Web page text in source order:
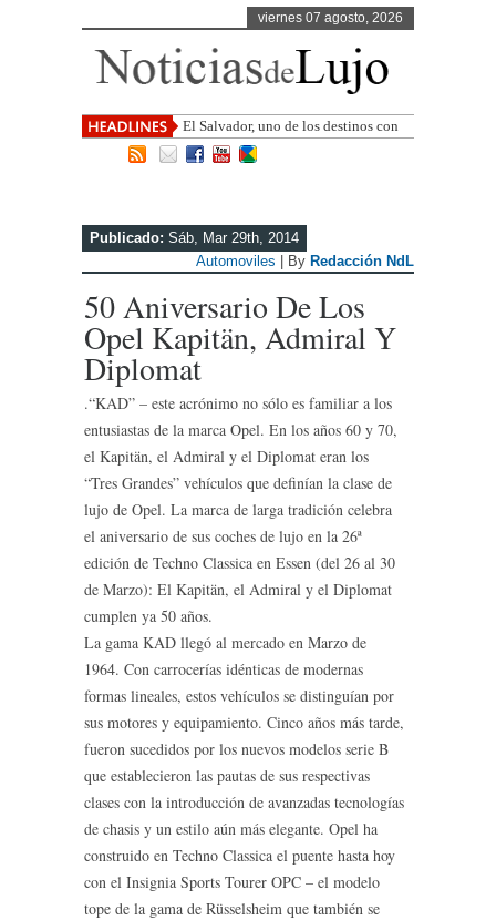
viernes 07 agosto, 2026
El Salvador, uno de los destinos con
mayor proyección de Centroamérica
Publicado: Sáb, Mar 29th, 2014
Automoviles | By Redacción NdL
50 Aniversario De Los
Opel Kapitän, Admiral Y
Diplomat
.“KAD” – este acrónimo no sólo es familiar a los
entusiastas de la marca Opel. En los años 60 y 70,
el Kapitän, el Admiral y el Diplomat eran los
“Tres Grandes” vehículos que definían la clase de
lujo de Opel. La marca de larga tradición celebra
el aniversario de sus coches de lujo en la 26ª
edición de Techno Classica en Essen (del 26 al 30
de Marzo): El Kapitän, el Admiral y el Diplomat
cumplen ya 50 años.
La gama KAD llegó al mercado en Marzo de
1964. Con carrocerías idénticas de modernas
formas lineales, estos vehículos se distinguían por
sus motores y equipamiento. Cinco años más tarde,
fueron sucedidos por los nuevos modelos serie B
que establecieron las pautas de sus respectivas
clases con la introducción de avanzadas tecnologías
de chasis y un estilo aún más elegante. Opel ha
construido en Techno Classica el puente hasta hoy
con el Insignia Sports Tourer OPC – el modelo
tope de la gama de Rüsselsheim que también se